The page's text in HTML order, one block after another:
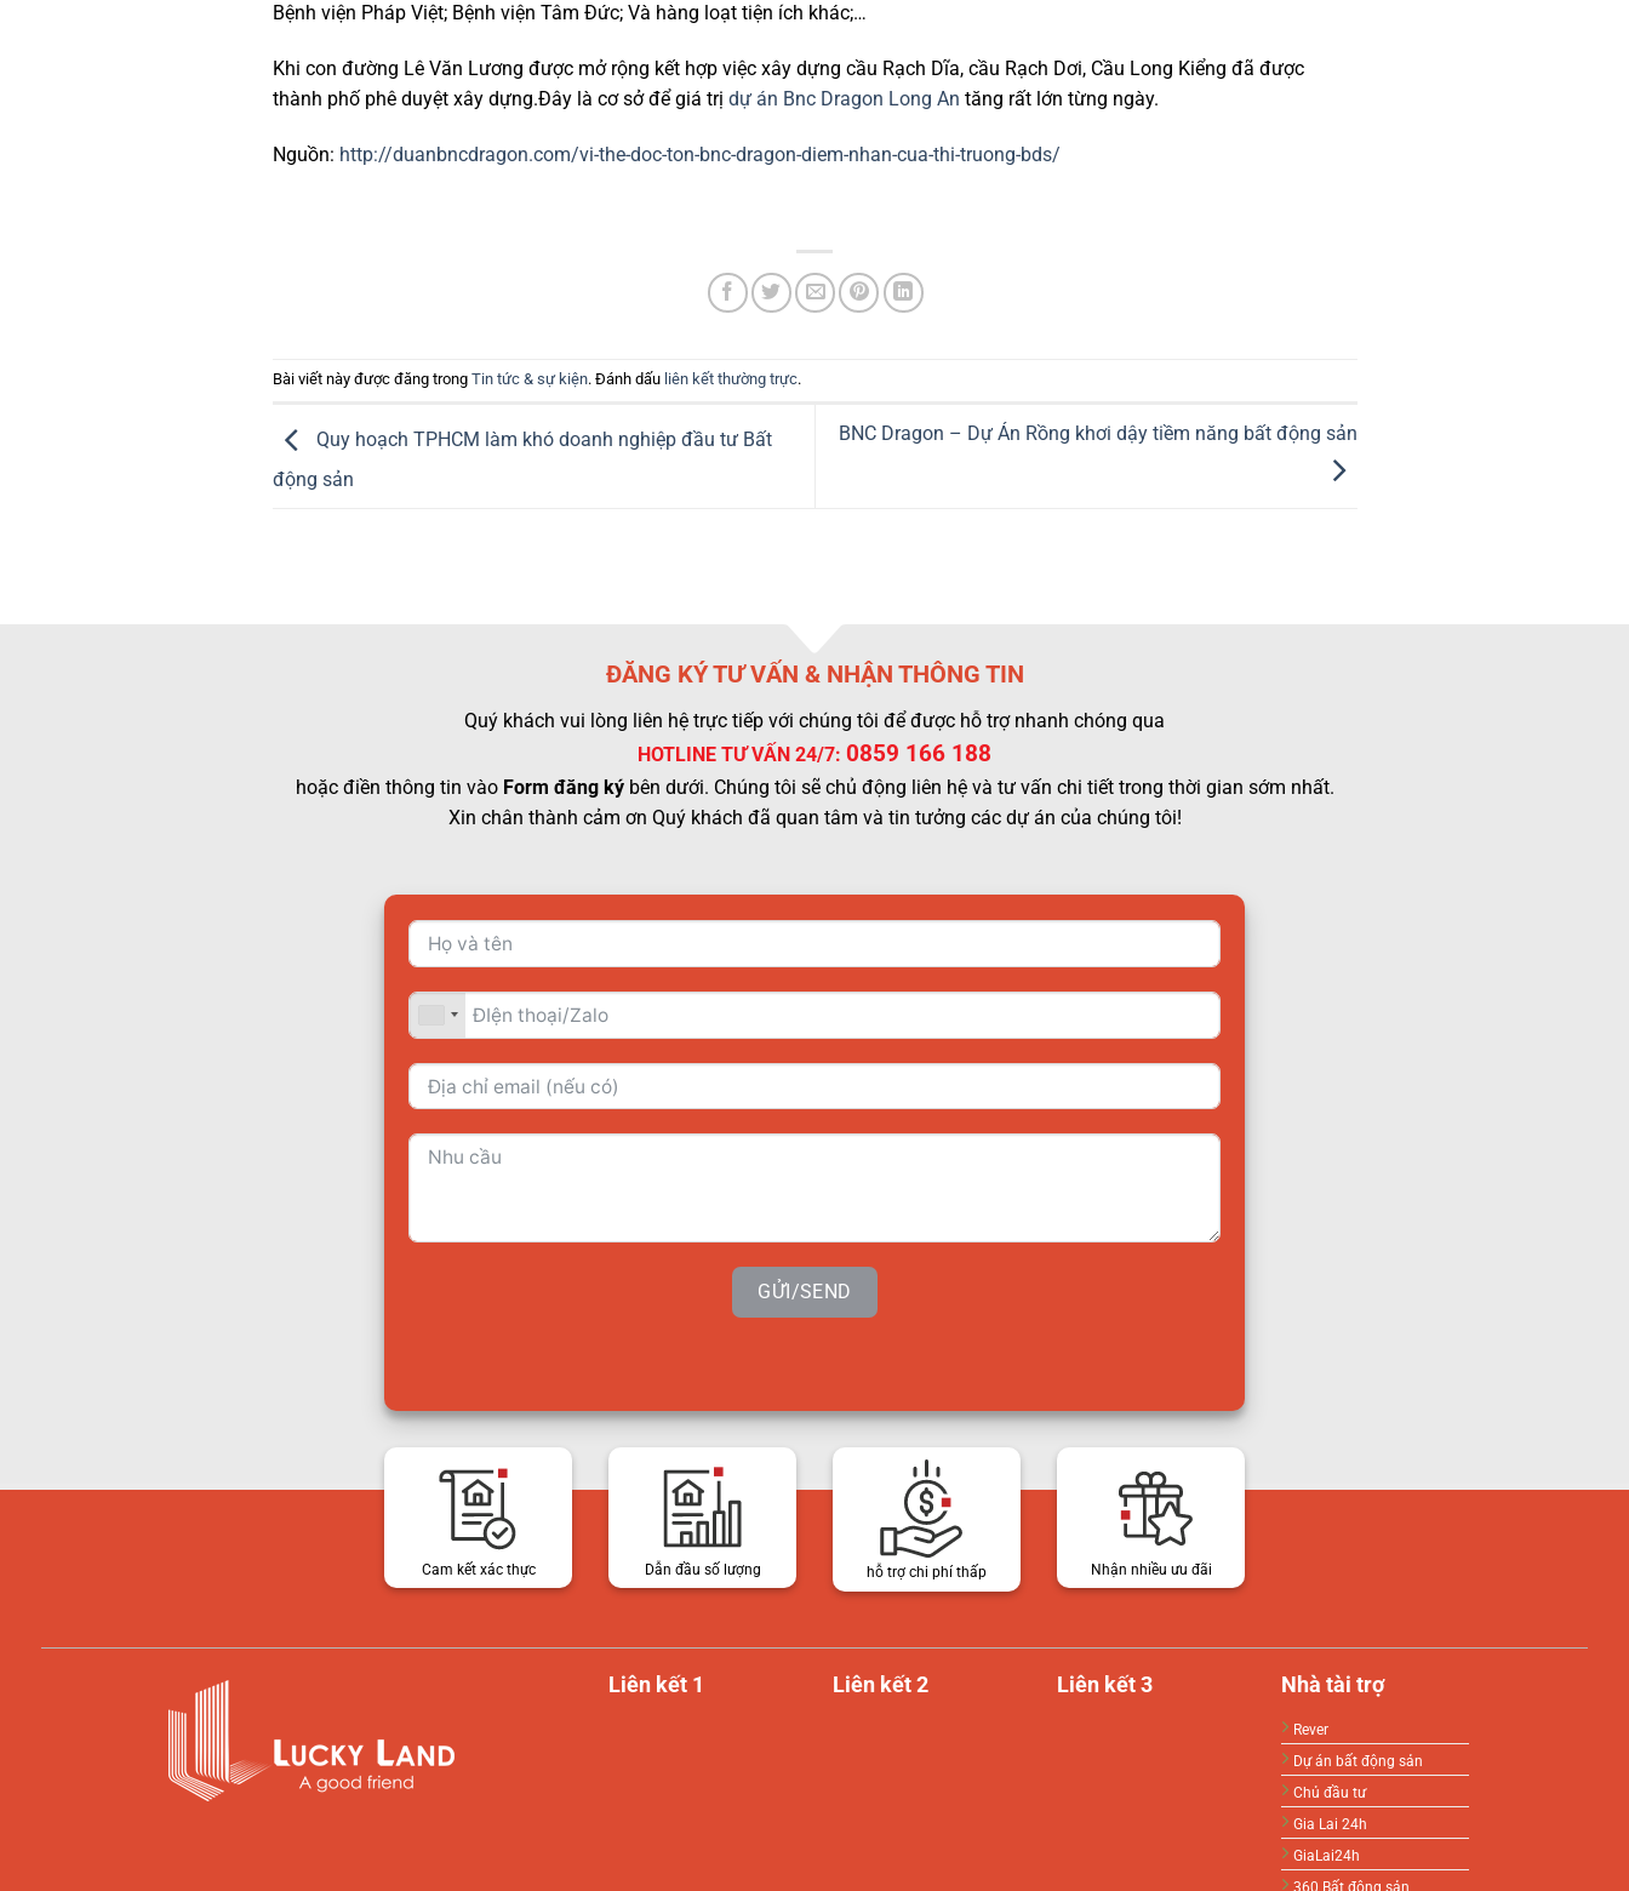
Bệnh viện Pháp Việt; Bệnh viện Tâm Đức; Và hàng loạt tiện ích khác;…
Khi con đường Lê Văn Lương được mở rộng kết hợp việc xây dựng cầu Rạch Dĩa, cầu Rạch Dơi, Cầu Long Kiểng đã được
thành phố phê duyệt xây dựng.Đây là cơ sở để giá trị dự án Bnc Dragon Long An tăng rất lớn từng ngày.
Nguồn: http://duanbncdragon.com/vi-the-doc-ton-bnc-dragon-diem-nhan-cua-thi-truong-bds/
Bài viết này được đăng trong Tin tức & sự kiện. Đánh dấu liên kết thường trực.
Quy hoạch TPHCM làm khó doanh nghiệp đầu tư Bất
động sản
BNC Dragon – Dự Án Rồng khơi dậy tiềm năng bất động sản
ĐĂNG KÝ TƯ VẤN & NHẬN THÔNG TIN
Quý khách vui lòng liên hệ trực tiếp với chúng tôi để được hỗ trợ nhanh chóng qua
HOTLINE TƯ VẤN 24/7: 0859 166 188
hoặc điền thông tin vào Form đăng kýbên dưới. Chúng tôi sẽ chủ động liên hệ và tư vấn chi tiết trong thời gian sớm nhất.
Xin chân thành cảm ơn Quý khách đã quan tâm và tin tưởng các dự án của chúng tôi!
GỬI/SEND
Cam kết xác thực Dẫn đầu số lượng hỗ trợ chi phí thấp Nhận nhiều ưu đãi
Liên kết 1 Liên kết 2 Liên kết 3 Nhà tài trợ
Rever
Dự án bất động sản
Chủ đầu tư
Gia Lai 24h
GiaLai24h